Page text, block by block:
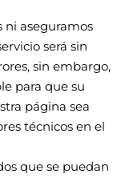
ni aseguramos
será sin
sin embargo,
para que su
página sea
técnicos en el
que se puedan